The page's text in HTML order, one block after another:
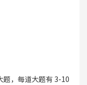
题，每道大题有 3-10